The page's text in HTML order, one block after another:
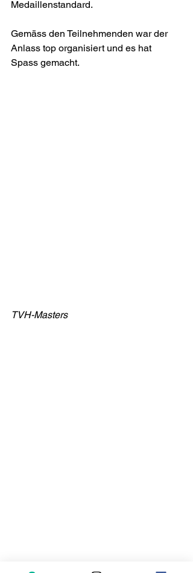
Medaillenstandard.
Gemäss den Teilnehmenden war der
Anlass top organisiert und es hat
Spass gemacht.
TVH-Masters